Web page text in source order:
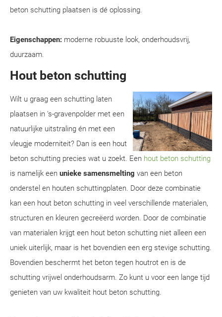
beton schutting plaatsen is dé oplossing.
Eigenschappen: moderne robuuste look, onderhoudsvrij,
duurzaam.
Hout beton schutting
Wilt u graag een schutting laten
plaatsen in 's-gravenpolder met een
natuurlijke uitstraling én met een
vleugje moderniteit? Dan is een hout
beton schutting precies wat u zoekt. Een hout beton schutting
is namelijk een unieke samensmelting van een beton
onderstel en houten schuttingplaten. Door deze combinatie
kan een hout beton schutting in veel verschillende materialen,
structuren en kleuren gecreëerd worden. Door de combinatie
van materialen krijgt een hout beton schutting niet alleen een
uniek uiterlijk, maar is het bovendien een erg stevige schutting.
Bovendien beschermt het beton tegen houtrot en is de
schutting vrijwel onderhoudsarm. Zo kunt u voor een lange tijd
genieten van uw kwaliteit hout beton schutting.